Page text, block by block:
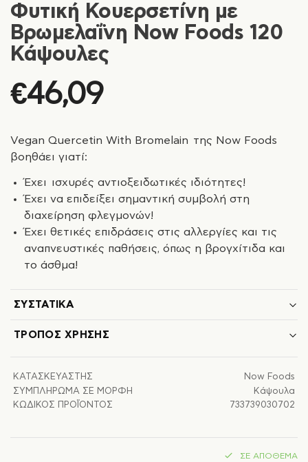
Φυτική Κουερσετίνη με
Βρωμελαΐνη Now Foods 120
Κάψουλες
€46,09
Vegan Quercetin With Bromelain της Now Foods
βοηθάει γιατί:
Έχει ισχυρές αντιοξειδωτικές ιδιότητες!
Έχει να επιδείξει σημαντική συμβολή στη
διαχείρηση φλεγμονών!
Έχει θετικές επιδράσεις στις αλλεργίες και τις
αναπνευστικές παθήσεις, όπως η βρογχίτιδα και
το άσθμα!
ΣΥΣΤΑΤΙΚΆ
ΤΡΌΠΟΣ ΧΡΉΣΗΣ
ΚΑΤΑΣΚΕΥΑΣΤΉΣ
Now Foods
ΣΥΜΠΛΉΡΩΜΑ ΣΕ ΜΟΡΦΉ
Κάψουλα
ΚΩΔΙΚΌΣ ΠΡΟΪΌΝΤΟΣ
733739030702
ΣΕ ΑΠΌΘΕΜΑ